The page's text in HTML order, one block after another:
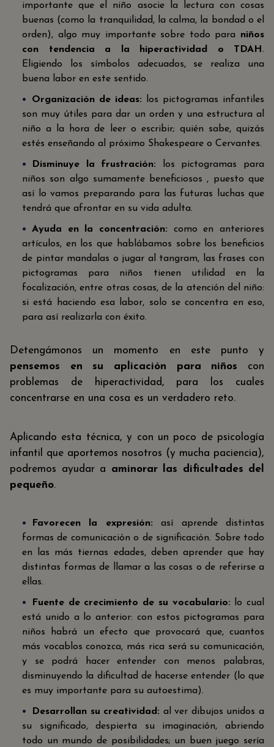
importante que el niño asocie la lectura con cosas
buenas (como la tranquilidad, la calma, la bondad o el
orden), algo muy importante sobre todo para niños
con tendencia a la hiperactividad o TDAH .
Eligiendo los símbolos adecuados, se realiza una
buena labor en este sentido.
Organización de ideas: los pictogramas infantiles
son muy útiles para dar un orden y una estructura al
niño a la hora de leer o escribir; quién sabe, quizás
estés enseñando al próximo Shakespeare o Cervantes.
Disminuye la frustración: los pictogramas para
niños son algo sumamente beneficiosos , puesto que
así lo vamos preparando para las futuras luchas que
tendrá que afrontar en su vida adulta.
Ayuda en la concentración: como en anteriores
artículos, en los que hablábamos sobre los beneficios
de pintar mandalas o jugar al tangram, las frases con
pictogramas para niños tienen utilidad en la
focalización, entre otras cosas, de la atención del niño:
si está haciendo esa labor, solo se concentra en eso,
para así realizarla con éxito.
Detengámonos un momento en este punto y
pensemos en su aplicación para niños con
problemas de hiperactividad, para los cuales
concentrarse en una cosa es un verdadero reto.
Aplicando esta técnica, y con un poco de psicología
infantil que aportemos nosotros (y mucha paciencia),
podremos ayudar a aminorar las dificultades del
pequeño.
Favorecen la expresión: así aprende distintas
formas de comunicación o de significación. Sobre todo
en las más tiernas edades, deben aprender que hay
distintas formas de llamar a las cosas o de referirse a
ellas.
Fuente de crecimiento de su vocabulario: lo cual
está unido a lo anterior: con estos pictogramas para
niños habrá un efecto que provocará que, cuantos
más vocablos conozca, más rica será su comunicación,
y se podrá hacer entender con menos palabras,
disminuyendo la dificultad de hacerse entender (lo que
es muy importante para su autoestima).
Desarrollan su creatividad: al ver dibujos unidos a
su significado, despierta su imaginación, abriendo
todo un mundo de posibilidades; un buen juego sería